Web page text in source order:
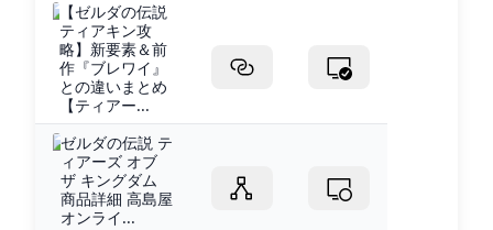
【ゼルダの伝説
ティアキン攻
略】新要素＆前
作『ブレワイ』
との違いまとめ
【ティアー...
ゼルダの伝説 テ
ィアーズ オブ
ザ キングダム
商品詳細 高島屋
オンライ...